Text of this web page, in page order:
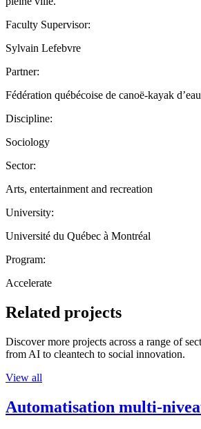
Faculty Supervisor:
Sylvain Lefebvre
Partner:
Fédération québécoise de canoë-kayak
Discipline:
Sociology
Sector:
Arts, entertainment and recreation
University:
Université du Québec à Montréal
Program:
Accelerate
Related projects
Discover more projects across a range of
from AI to cleantech to social innovation.
View all
Automatisation multi-